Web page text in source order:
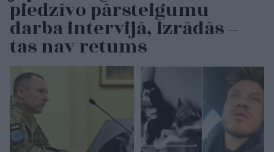
piedzīvo pārsteigumu
darba intervijā, izrādās –
tas nav retums